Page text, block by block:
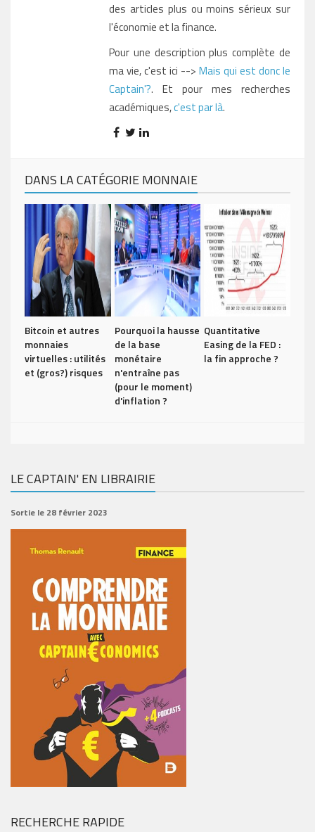
des articles plus ou moins sérieux sur
l'économie et la finance.
Pour une description plus complète de
ma vie, c'est ici --> Mais qui est donc le
Captain'?. Et pour mes recherches
académiques,c'est par là.
DANS LA CATÉGORIE MONNAIE
Bitcoin et autres
monnaies
virtuelles : utilités
et (gros?) risques
Pourquoi la hausse
de la base
monétaire
n'entraîne pas
(pour le moment)
d'inflation ?
Quantitative
Easing de la FED :
la fin approche ?
LE CAPTAIN' EN LIBRAIRIE
Sortie le 28 février 2023
RECHERCHE RAPIDE